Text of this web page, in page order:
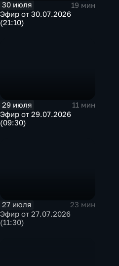
30 июля
19 мин
Эфир от 30.07.2026
(21:10)
29 июля
11 мин
Эфир от 29.07.2026
(09:30)
27 июля
23 мин
Эфир от 27.07.2026
(11:30)